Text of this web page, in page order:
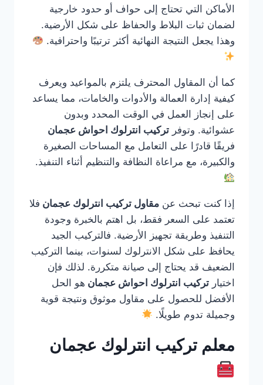
الأماكن التي تحتاج إلى حواف أو حدود خارجية
لضمان ثبات البلاط والحفاظ على شكل الأرضية.
وهذا يجعل النتيجة النهائية أكثر ترتيبًا واحترافية.
كما أن المقاول المحترف يلتزم بالمواعيد ويعرف
كيفية إدارة العمالة والأدوات والخامات، مما يساعد
على إنجاز العمل في الوقت المحدد وبدون
عشوائية. وتوفر تركيب انترلوك احواش عجمان
فريقًا قادرًا على التعامل مع المساحات الصغيرة
والكبيرة، مع مراعاة النظافة والتنظيم أثناء التنفيذ.
إذا كنت تبحث عن مقاول تركيب انترلوك عجمان فلا
تعتمد على السعر فقط، بل اهتم بالخبرة وجودة
التنفيذ وطريقة تجهيز الأرضية. فالتركيب الجيد
يحافظ على شكل الانترلوك لسنوات، بينما التركيب
الضعيف قد يحتاج إلى صيانة متكررة. لذلك فإن
اختيار تركيب انترلوك احواش عجمان هو الحل
الأفضل للحصول على مقاول موثوق ونتيجة قوية
وجميلة تدوم طويلًا.
معلم تركيب انترلوك عجمان